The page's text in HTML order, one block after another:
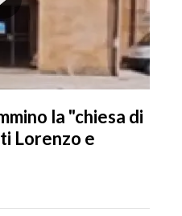
la "chiesa di
Lorenzo e